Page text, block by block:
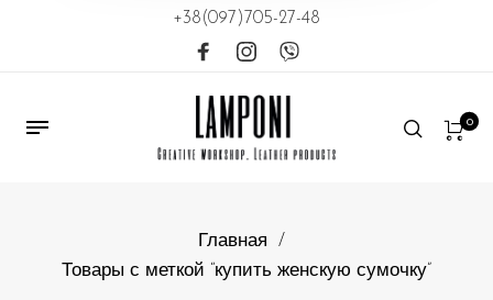
+38(097)705-27-48
0
Главная
/
Товары с меткой “купить женскую сумочку”